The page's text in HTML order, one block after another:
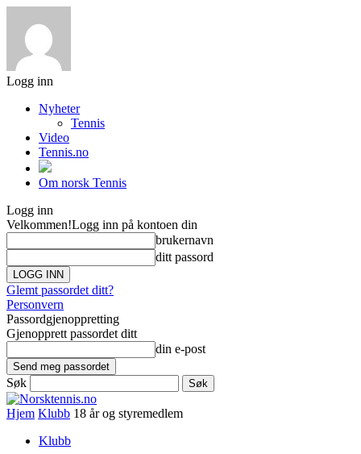
Logg inn
Nyheter
Tennis
Video
Tennis.no
Om norsk Tennis
Logg inn
Velkommen!Logg inn på kontoen din
brukernavn
ditt passord
Glemt passordet ditt?
Personvern
Passordgjenoppretting
Gjenopprett passordet ditt
din e-post
Søk
Hjem Klubb 18 år og styremedlem
Klubb